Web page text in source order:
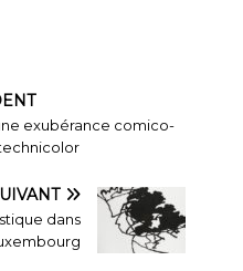
exubérance comico-
dans